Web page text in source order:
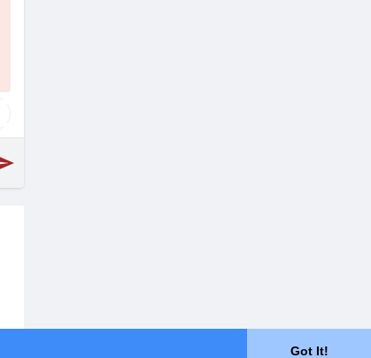
Got It!